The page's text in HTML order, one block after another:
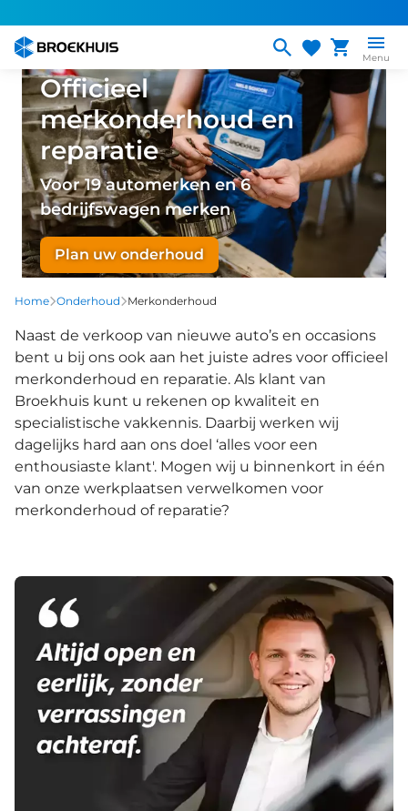
naar
inhoud
gaan
Menu
Officieel
merkonderhoud en
reparatie
Voor 19 automerken en 6
bedrijfswagen merken
Plan uw onderhoud
Home Onderhoud Merkonderhoud
Naast de verkoop van nieuwe auto’s en occasions
bent u bij ons ook aan het juiste adres voor officieel
merkonderhoud en reparatie. Als klant van
Broekhuis kunt u rekenen op kwaliteit en
specialistische vakkennis. Daarbij werken wij
dagelijks hard aan ons doel ‘alles voor een
enthousiaste klant'. Mogen wij u binnenkort in één
van onze werkplaatsen verwelkomen voor
merkonderhoud of reparatie?